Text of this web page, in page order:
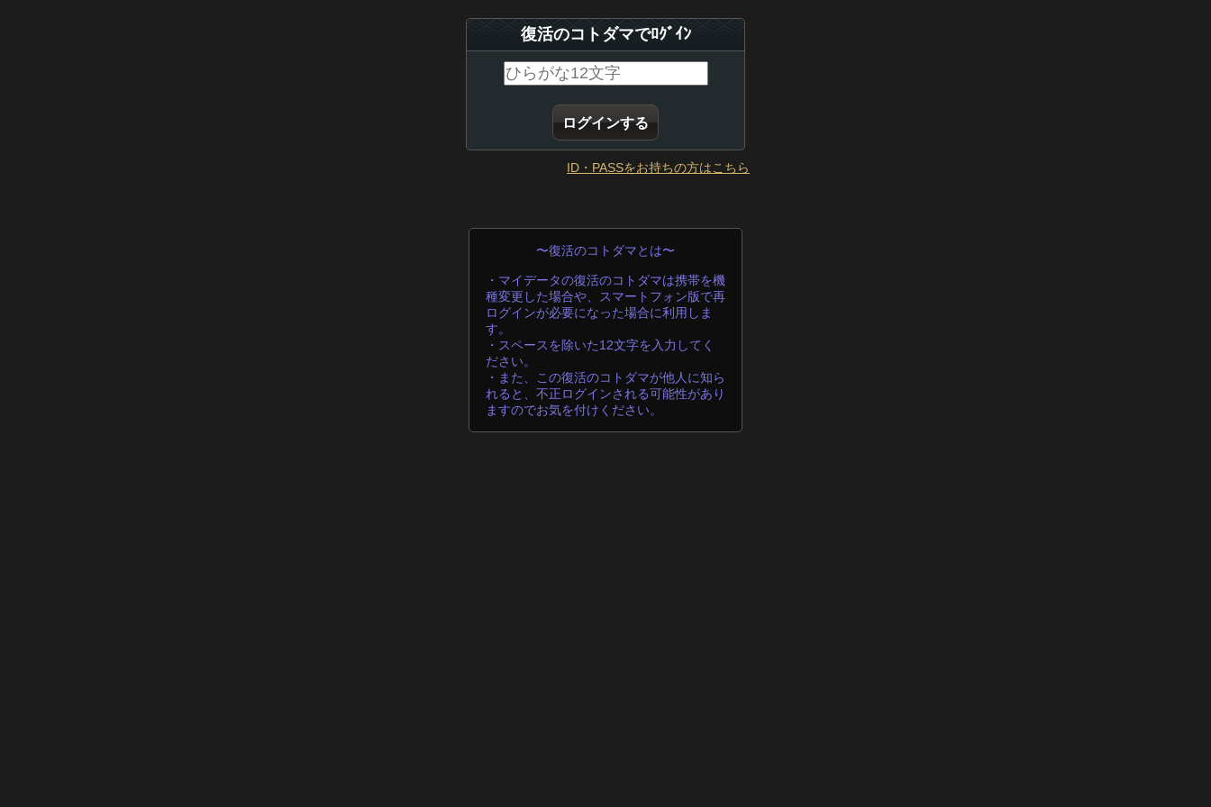
復活のコトダマでﾛｸﾞｲﾝ
ID・PASSをお持ちの方はこちら
〜復活のコトダマとは〜
・マイデータの復活のコトダマは携帯を機
種変更した場合や、スマートフォン版で再
ログインが必要になった場合に利用しま
す。
・スペースを除いた12文字を入力してく
ださい。
・また、この復活のコトダマが他人に知ら
れると、不正ログインされる可能性があり
ますのでお気を付けください。